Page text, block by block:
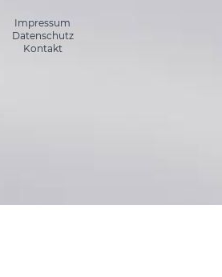
Impressum
Datenschutz
Kontakt